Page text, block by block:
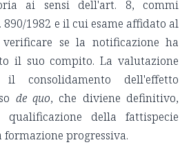
ai sensi dell'art. 8, commi
890/1982 e il cui esame affidato al
se la notificazione ha
il suo compito. La valutazione
consolidamento dell'effetto
de quo, che diviene definitivo,
qualificazione della fattispecie
progressiva.